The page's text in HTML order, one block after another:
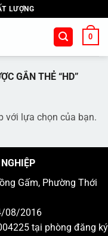
LƯỢNG
0
GẮN THẺ “HD”
với lựa chọn của bạn.
Gấm, Phường Thới
08/2016
tại phòng đăng ký